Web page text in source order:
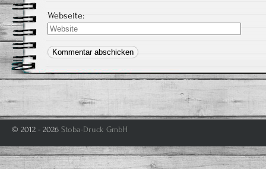
Webseite:
© 2012 - 2026 Stoba-Druck GmbH